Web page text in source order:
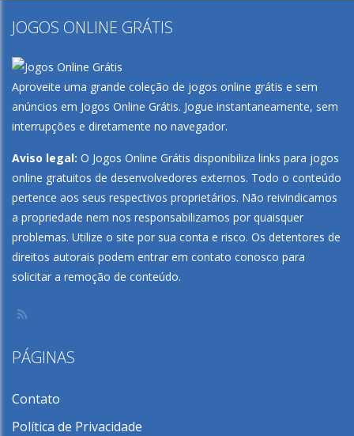
Play Play
JOGOS ONLINE GRÁTIS
Aproveite uma grande coleção de jogos online grátis e sem
anúncios em Jogos Online Grátis. Jogue instantaneamente, sem
interrupções e diretamente no navegador.
Aviso legal: O Jogos Online Grátis disponibiliza links para jogos
online gratuitos de desenvolvedores externos. Todo o conteúdo
pertence aos seus respectivos proprietários. Não reivindicamos
a propriedade nem nos responsabilizamos por quaisquer
problemas. Utilize o site por sua conta e risco. Os detentores de
direitos autorais podem entrar em contato conosco para
solicitar a remoção de conteúdo.
PÁGINAS
Contato
Política de Privacidade